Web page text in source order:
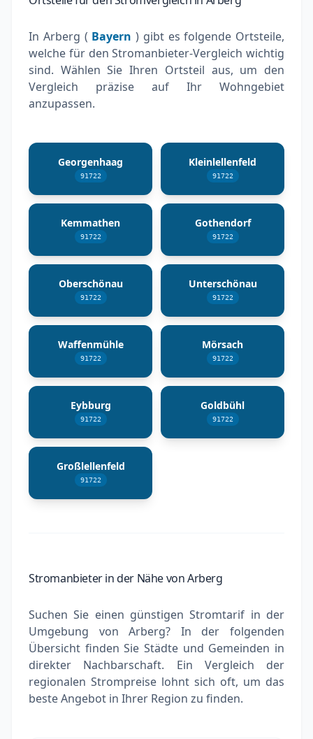
In Arberg ( Bayern ) gibt es folgende Ortsteile,
welche für den Stromanbieter-Vergleich wichtig
sind. Wählen Sie Ihren Ortsteil aus, um den
Vergleich präzise auf Ihr Wohngebiet
anzupassen.
Georgenhaag
91722
Kleinlellenfeld
91722
Kemmathen
91722
Gothendorf
91722
Oberschönau
91722
Unterschönau
91722
Waffenmühle
91722
Mörsach
91722
Eybburg
91722
Goldbühl
91722
Großlellenfeld
91722
Stromanbieter in der Nähe von Arberg
Suchen Sie einen günstigen Stromtarif in der
Umgebung von Arberg? In der folgenden
Übersicht finden Sie Städte und Gemeinden in
direkter Nachbarschaft. Ein Vergleich der
regionalen Strompreise lohnt sich oft, um das
beste Angebot in Ihrer Region zu finden.